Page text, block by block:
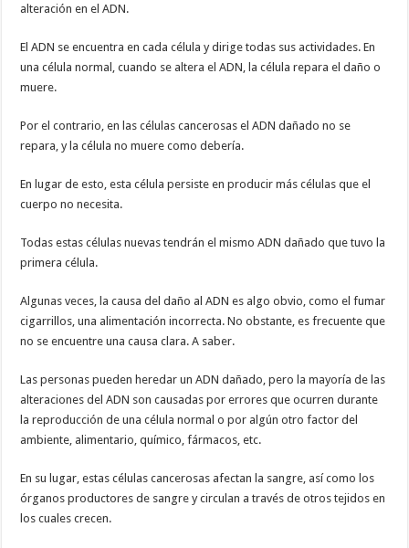
alteración en el ADN.
El ADN se encuentra en cada célula y dirige todas sus actividades. En
una célula normal, cuando se altera el ADN, la célula repara el daño o
muere.
Por el contrario, en las células cancerosas el ADN dañado no se
repara, y la célula no muere como debería.
En lugar de esto, esta célula persiste en producir más células que el
cuerpo no necesita.
Todas estas células nuevas tendrán el mismo ADN dañado que tuvo la
primera célula.
Algunas veces, la causa del daño al ADN es algo obvio, como el fumar
cigarrillos, una alimentación incorrecta. No obstante, es frecuente que
no se encuentre una causa clara. A saber.
Las personas pueden heredar un ADN dañado, pero la mayoría de las
alteraciones del ADN son causadas por errores que ocurren durante
la reproducción de una célula normal o por algún otro factor del
ambiente, alimentario, químico, fármacos, etc.
En su lugar, estas células cancerosas afectan la sangre, así como los
órganos productores de sangre y circulan a través de otros tejidos en
los cuales crecen.